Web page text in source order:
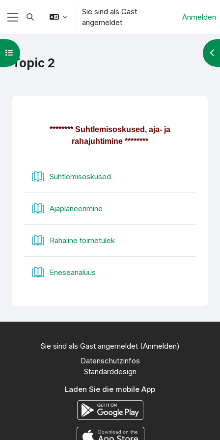
Zum Hauptinhalt
Website-Übersicht
Sucheingabe umschalten
Sie sind als Gast
angemeldet
Anmelden
Topic 2
Kursindex öffnen
Abschnittsübersicht
******** Suhtlemisoskused, aja- ja
rahajuhtimine ********
Suhtlemisoskused
Ajaplaneerimine
Rahaline toimetulekBuch
Eneseanalüüs
Sie sind als Gast angemeldet (Anmelden)
Datenschutzinfos
Standarddesign
Laden Sie die mobile App